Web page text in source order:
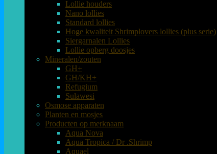
Lollie houders
Nano lollies
Standard lollies
Hoge kwaliteit Shrimplovers lollies (plus serie)
Siergarnalen Lollies
Lollie opberg doosjes
Mineralen/zouten
GH+
GH/KH+
Refugium
Sulawesi
Osmose apparaten
Planten en mosjes
Producten op merknaam
Aqua Nova
Aqua Tropica / Dr .Shrimp
Aquael